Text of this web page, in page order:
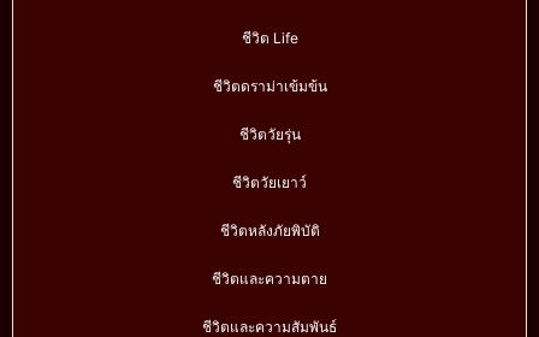
ชีวิต Life
ชีวิตดราม่าเข้มข้น
ชีวิตวัยรุ่น
ชีวิตวัยเยาว์
ชีวิตหลังภัยพิบัติ
ชีวิตและความตาย
ชีวิตและความสัมพันธ์